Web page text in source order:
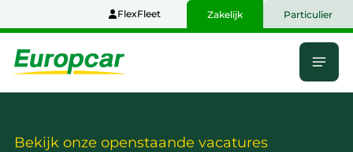
hoofdinhoud
FlexFleet Zakelijk Particulier
Home
Bekijk onze openstaande vacatures